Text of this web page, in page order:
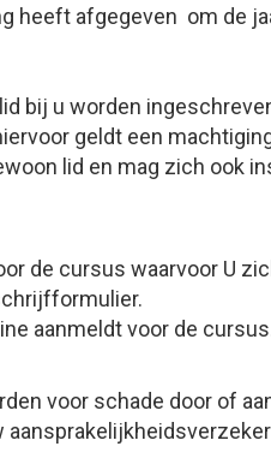
heeft afgegeven om de
bij u worden
geldt een
lid en mag zich ook
de cursus waarvoor U
aanmeldt voor de
voor schade door of